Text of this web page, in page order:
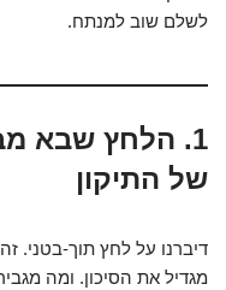
לשלם שוב למנתח.
1. הלחץ שבא
של התיקון
דיברנו על לחץ תוך-
מגדיל את הסיכון. ומה